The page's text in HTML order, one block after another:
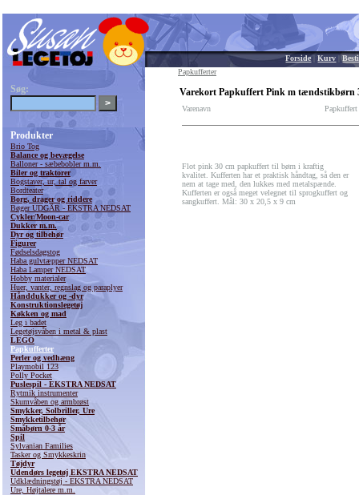
Forside|Kurv |
Søg:
Produkter
Brio Tog
Balance og bevægelse
Balloner - sæbebobler m.m.
Biler og traktorer
Bogstaver, ur, tal og farver
Bordteater
Borg, drager og riddere
Bøger UDGÅR - EKSTRA NEDSAT
Cykler/Moon-car
Dukker m.m.
Dyr og tilbehør
Figurer
Fødselsdagstog
Haba gulvtæpper NEDSAT
Haba Lamper NEDSAT
Hobby materialer
Huer, vanter, regnslag og paraplyer
Hånddukker og -dyr
Konstruktionslegetøj
Køkken og mad
Leg i badet
Legetøjsvåben i metal & plast
LEGO
Papkufferter
Perler og vedhæng
Playmobil 123
Polly Pocket
Puslespil - EKSTRA NEDSAT
Rytmik instrumenter
Skumvåben og armbrøst
Smykker, Solbriller, Ure
Smykketilbehør
Småbørn 0-3 år
Spil
Sylvanian Families
Tasker og Smykkeskrin
Tøjdyr
Udendørs legetøj EKSTRA NEDSAT
Udklædningstøj - EKSTRA NEDSAT
Ure, Højtalere m.m.
Papkufferter
Varekort Papkuffert Pink m tændstikbørn
Varenavn
Flot pink 30 cm papkuffert til børn i kraftig
kvalitet. Kufferten har et praktisk håndtag, så den er
nem at tage med, den lukkes med metalspænde.
Kufferten er også meget velegnet til sprogkuffert og
sangkuffert. Mål: 30 x 20,5 x 9 cm